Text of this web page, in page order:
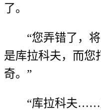
了。
“您弄错了，
是库拉科夫，而您
奇。”
“库拉科夫……